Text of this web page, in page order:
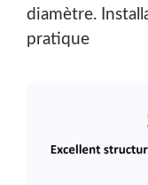
diamètre.
pratique